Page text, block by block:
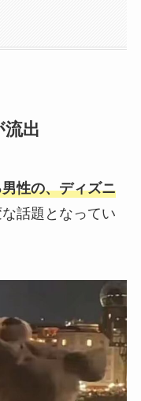
出
性の、ディズニ
話題となってい